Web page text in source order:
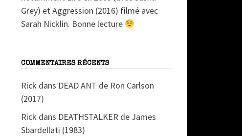
Grey) et Aggression (2016) filmé avec
Sarah Nicklin. Bonne lecture
COMMENTAIRES RÉCENTS
Rick dans DEAD ANT de Ron Carlson
(2017)
Rick dans DEATHSTALKER de James
Sbardellati (1983)